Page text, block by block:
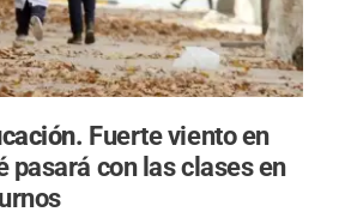
Fuerte viento en
pasará con las clases en